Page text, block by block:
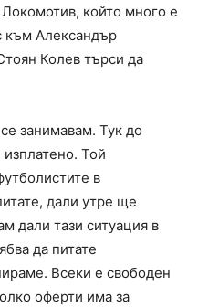
който много е
към Александър
Колев търси да
занимавам. Тук до
Той
в
дали утре ще
дали тази ситуация в
да питате
Всеки е свободен
оферти има за